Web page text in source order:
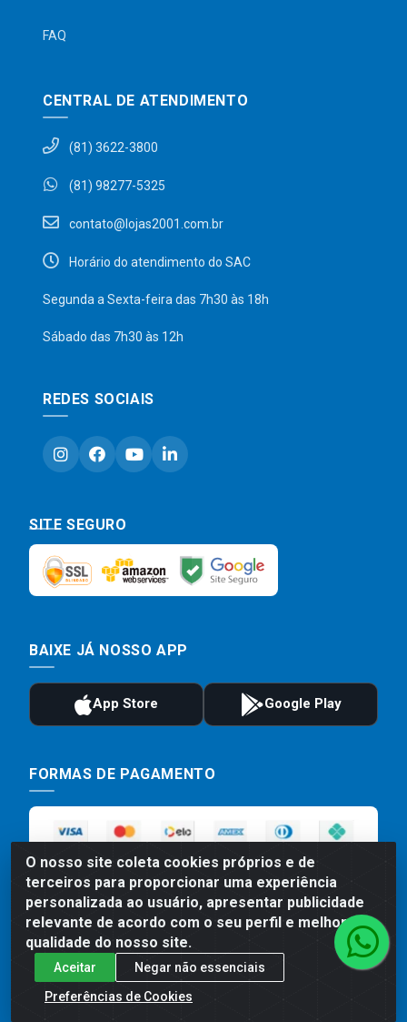
O nosso site coleta cookies próprios e de
terceiros para proporcionar uma experiência
personalizada ao usuário, apresentar publicidade
relevante de acordo com o seu perfil e melhorar a
qualidade do nosso site.
Aceitar
Negar não essenciais
Preferências de Cookies
FAQ
CENTRAL DE ATENDIMENTO
(81) 3622-3800
(81) 98277-5325
contato@lojas2001.com.br
Horário do atendimento do SAC
Segunda a Sexta-feira das 7h30 às 18h
Sábado das 7h30 às 12h
REDES SOCIAIS
SITE SEGURO
BAIXE JÁ NOSSO APP
FORMAS DE PAGAMENTO
Preços, promoções, condições de pagamento e frete são válidos
para compras realizadas exclusivamente pelo site. Caso haja
divergência de preço de um produto, será válido o preço que for